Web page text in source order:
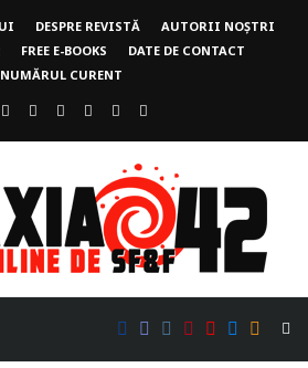
DESPRE REVISTĂ
AUTORII NOȘTRI
FREE E-BOOKS
DATE DE CONTACT
NUMĂRUL CURENT